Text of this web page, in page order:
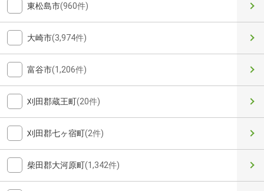
東松島市(960件)
大崎市(3,974件)
富谷市(1,206件)
刈田郡蔵王町(20件)
刈田郡七ヶ宿町(2件)
柴田郡大河原町(1,342件)